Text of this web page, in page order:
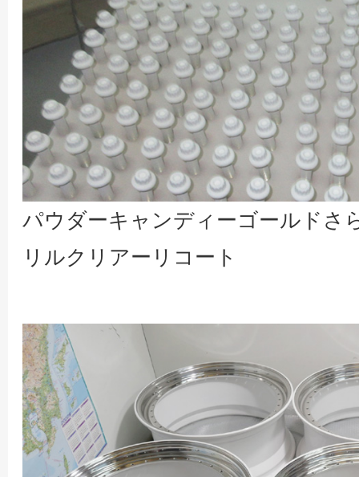
パウダーキャンディーゴールドさ
リルクリアーリコート